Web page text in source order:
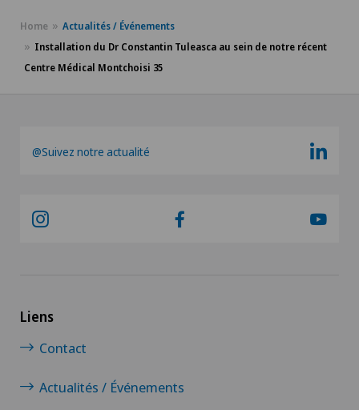
Home
Actualités / Événements
Installation du Dr Constantin Tuleasca au sein de notre récent
Centre Médical Montchoisi 35
@Suivez notre actualité
Liens
Contact
Actualités / Événements